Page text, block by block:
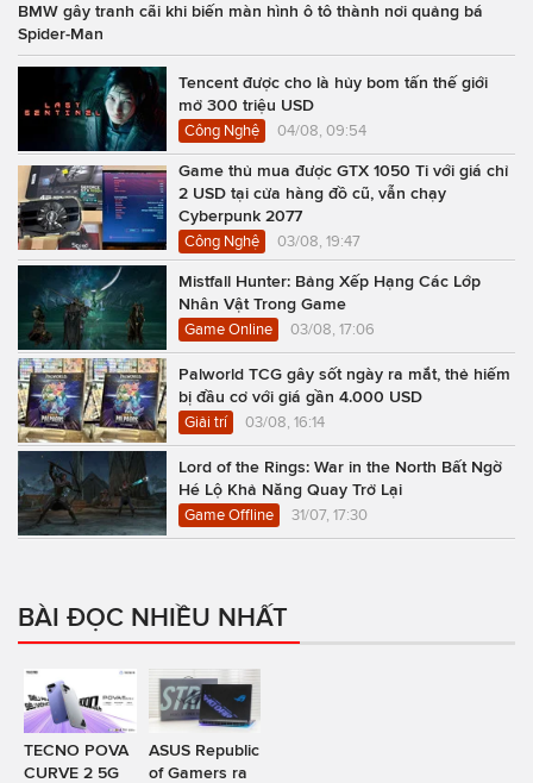
BMW gây tranh cãi khi biến màn hình ô tô thành nơi quảng bá
Spider-Man
Tencent được cho là hủy bom tấn thế giới
mở 300 triệu USD
Công Nghệ 04/08, 09:54
Game thủ mua được GTX 1050 Ti với giá chỉ
2 USD tại cửa hàng đồ cũ, vẫn chạy
Cyberpunk 2077
Công Nghệ 03/08, 19:47
Mistfall Hunter: Bảng Xếp Hạng Các Lớp
Nhân Vật Trong Game
Game Online 03/08, 17:06
Palworld TCG gây sốt ngày ra mắt, thẻ hiếm
bị đầu cơ với giá gần 4.000 USD
Giải trí 03/08, 16:14
Lord of the Rings: War in the North Bất Ngờ
Hé Lộ Khả Năng Quay Trở Lại
Game Offline 31/07, 17:30
BÀI ĐỌC NHIỀU NHẤT
TECNO POVA
CURVE 2 5G
ASUS Republic
of Gamers ra